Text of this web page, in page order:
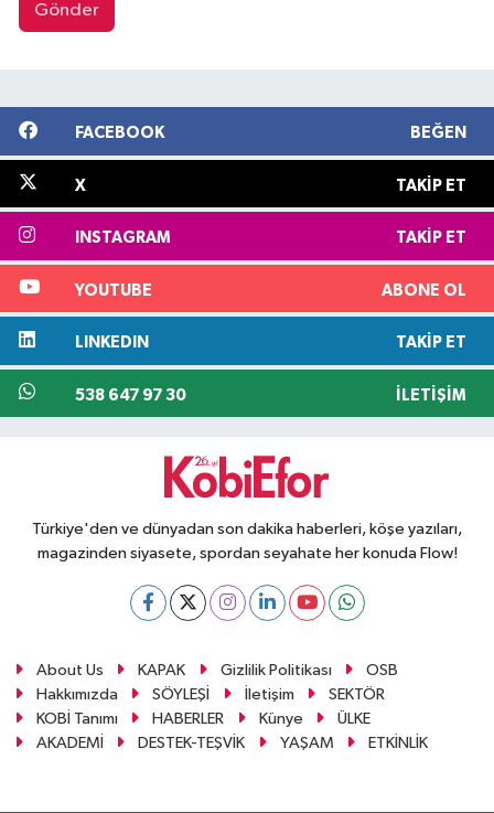
Gönder
FACEBOOK BEĞEN
X TAKIP ET
INSTAGRAM TAKIP ET
YOUTUBE ABONE OL
LINKEDIN TAKIP ET
538 647 97 30 İLETIŞIM
Türkiye'den ve dünyadan son dakika haberleri, köşe yazıları,
magazinden siyasete, spordan seyahate her konuda Flow!
About Us KAPAK Gizlilik Politikası
OSB
Hakkımızda
SÖYLEŞİ İletişim
SEKTÖR
KOBİ Tanımı
HABERLER Künye
ÜLKE
AKADEMİ
DESTEK-TEŞVİK YAŞAM ETKİNLİK